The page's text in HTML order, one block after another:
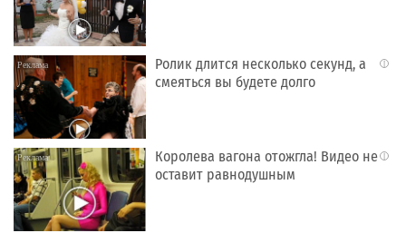
i
Ролик длится несколько секунд, а
смеяться вы будете долго
i
Королева вагона отожгла! Видео не
оставит равнодушным